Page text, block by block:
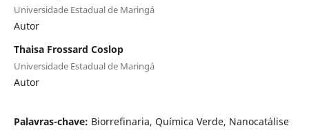
Universidade Estadual de Maringá
Autor
Thaisa Frossard Coslop
Universidade Estadual de Maringá
Autor
Palavras-chave: Biorrefinaria, Química Verde, Nanocatálise